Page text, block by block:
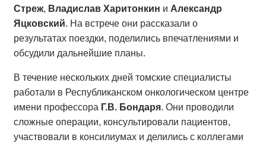
Стреж, Владислав Харитонкин и Александр
Яцковский. На встрече они рассказали о
результатах поездки, поделились впечатлениями и
обсудили дальнейшие планы.
В течение нескольких дней томские специалисты
работали в Республиканском онкологическом центре
имени профессора Г.В. Бондаря. Они проводили
сложные операции, консультировали пациентов,
участвовали в консилиумах и делились с коллегами